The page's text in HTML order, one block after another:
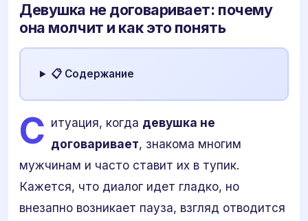
Девушка не договаривает: почему
она молчит и как это понять
📋 Содержание
С итуация, когда девушка не
договаривает, знакома многим
мужчинам и часто ставит их в тупик.
Кажется, что диалог идет гладко, но
внезапно возникает пауза, взгляд отводится